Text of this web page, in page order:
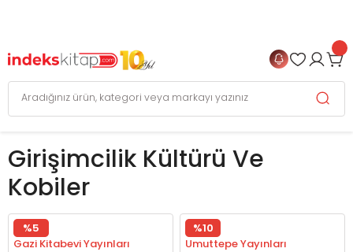
Girişimcilik Kültürü Ve
Kobiler
%5
Gazi Kitabevi Yayınları
%10
Umuttepe Yayınları